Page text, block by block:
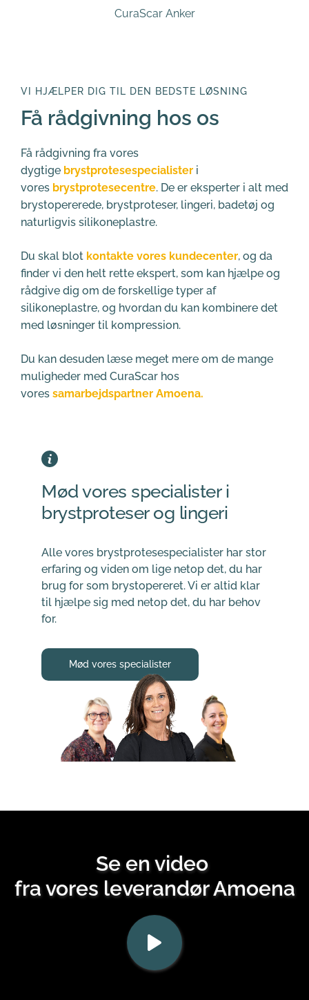
CuraScar Anker
VI HJÆLPER DIG TIL DEN BEDSTE LØSNING
Få rådgivning hos os
Få rådgivning fra vores
dygtige brystprotesespecialister i
vores brystprotesecentre. De er eksperter i alt med
brystopererede, brystproteser, lingeri, badetøj og
naturligvis silikoneplastre.
Du skal blot kontakte vores kundecenter, og da
finder vi den helt rette ekspert, som kan hjælpe og
rådgive dig om de forskellige typer af
silikoneplastre, og hvordan du kan kombinere det
med løsninger til kompression.
Du kan desuden læse meget mere om de mange
muligheder med CuraScar hos
vores samarbejdspartner Amoena.
Mød vores specialister i
brystproteser og lingeri
Alle vores brystprotesespecialister har stor
erfaring og viden om lige netop det, du har
brug for som brystopereret. Vi er altid klar
til hjælpe sig med netop det, du har behov
for.
Mød vores specialister
Se en video
fra vores leverandør Amoena